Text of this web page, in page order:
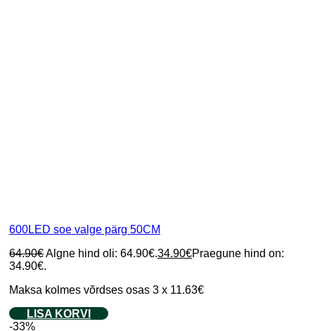
600LED soe valge pärg 50CM
64.90€Algne hind oli: 64.90€.34.90€Praegune hind on:
34.90€.
Maksa kolmes võrdses osas 3 x 11.63€
LISA KORVI
-33%